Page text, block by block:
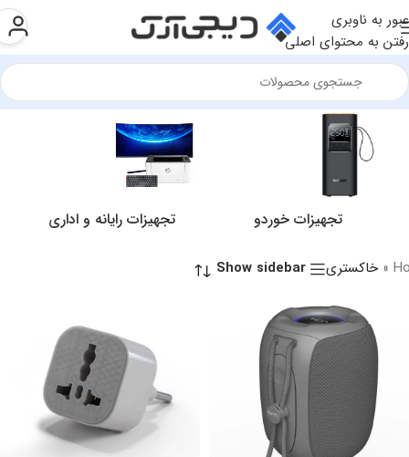
عبور به ناوبری
رفتن به محتوای اصلی
تجهیزات خوردو تجهیزات رایانه و اداری
» خاکستری Show sidebar